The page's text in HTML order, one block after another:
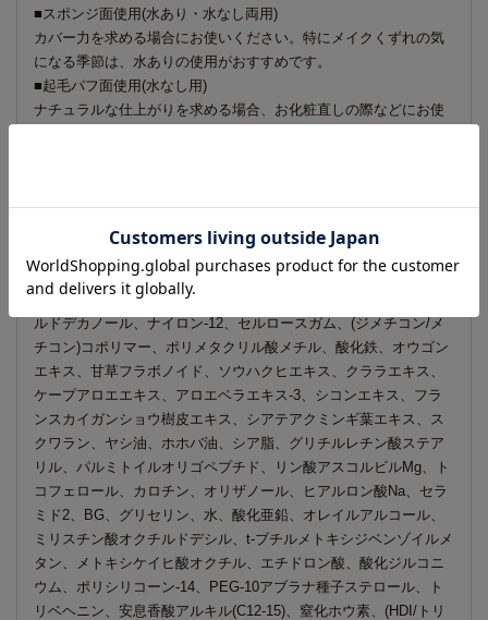
■スポンジ面使用(水あり・水なし両用)
カバー力を求める場合にお使いください。特にメイクくずれの気
になる季節は、水ありの使用がおすすめです。
■起毛パフ面使用(水なし用)
ナチュラルな仕上がりを求める場合、お化粧直しの際などにお使
上がります。
合成金雲母、タルク、酸化チタン、炭酸Ca、ジメチコン、オクチ
ルドデカノール、ナイロン-12、セルロースガム、(ジメチコン/メ
チコン)コポリマー、ポリメタクリル酸メチル、酸化鉄、オウゴン
エキス、甘草フラボノイド、ソウハクヒエキス、クララエキス、
ケープアロエエキス、アロエベラエキス-3、シコンエキス、フラ
ンスカイガンショウ樹皮エキス、シアテアクミンギ葉エキス、ス
クワラン、ヤシ油、ホホバ油、シア脂、グリチルレチン酸ステア
リル、パルミトイルオリゴペプチド、リン酸アスコルビルMg、ト
コフェロール、カロチン、オリザノール、ヒアルロン酸Na、セラ
ミド2、BG、グリセリン、水、酸化亜鉛、オレイルアルコール、
ミリスチン酸オクチルドデシル、t-ブチルメトキシジベンゾイルメ
タン、メトキシケイヒ酸オクチル、エチドロン酸、酸化ジルコニ
ウム、ポリシリコーン-14、PEG-10アブラナ種子ステロール、ト
リベヘニン、安息香酸アルキル(C12-15)、窒化ホウ素、(HDI/トリ